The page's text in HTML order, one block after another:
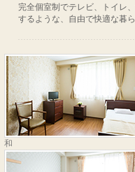
完全個室制でテレビ、トイレ
するような、自由で快適な暮
和